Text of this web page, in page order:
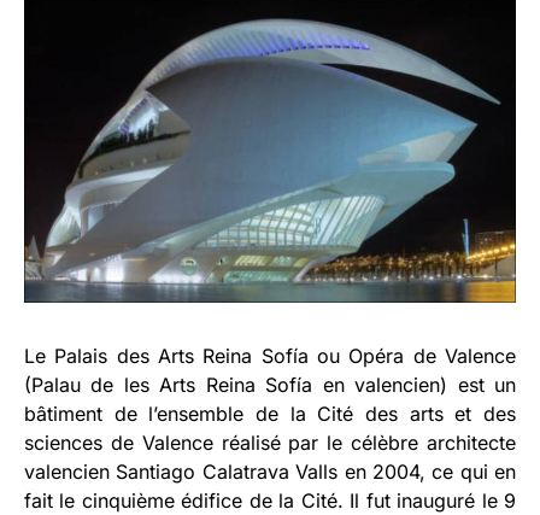
Le Palais des Arts Reina Sofía ou Opéra de Valence
(Palau de les Arts Reina Sofía en valencien) est un
bâtiment de l’ensemble de la Cité des arts et des
sciences de Valence réalisé par le célèbre architecte
valencien Santiago Calatrava Valls en 2004, ce qui en
fait le cinquième édifice de la Cité. Il fut inauguré le 9